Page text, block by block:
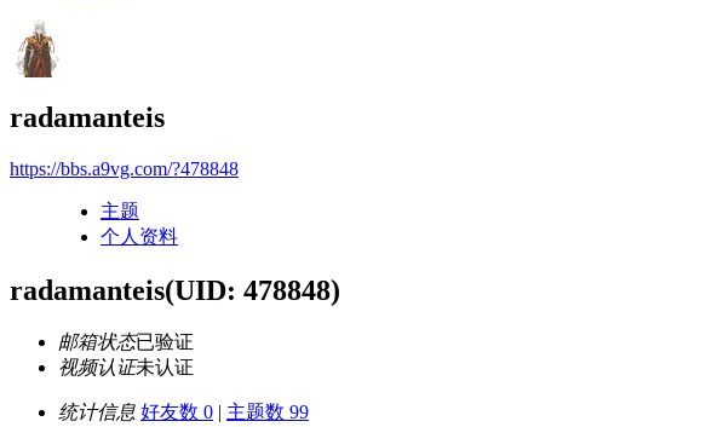
radamanteis
https://bbs.a9vg.com/?478848
主题
个人资料
radamanteis(UID: 478848)
邮箱状态已验证
视频认证未认证
统计信息 好友数 0 | 主题数 99